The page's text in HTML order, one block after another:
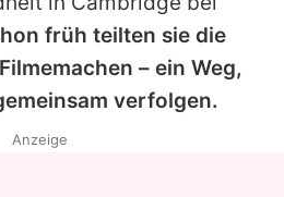
früh teilten sie die
– ein Weg,
verfolgen.
Anzeige